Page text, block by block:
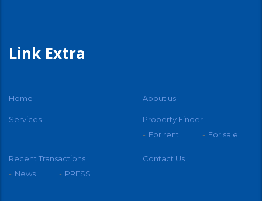
Link Extra
Home About us
Services
Property Finder
For rent
For sale
Recent Transactions
News
PRESS
Contact Us